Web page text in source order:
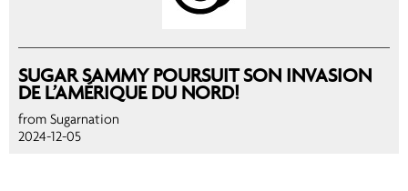
SUGAR SAMMY POURSUIT SON INVASION
DE L’AMÉRIQUE DU NORD!
from Sugarnation
2024-12-05